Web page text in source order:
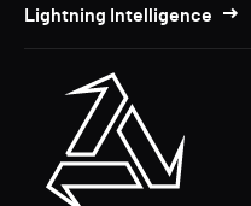
Lightning Intelligence